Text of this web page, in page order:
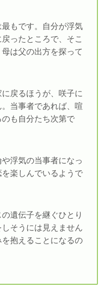
もです。自分が浮気
ったところで、そこ
は父の出方を探って
戻るほうが、咲子に
当事者であれば、喧
も自分たち次第で
浮気の当事者になっ
楽しんでいるようで
遺伝子を継ぐひとり
そうには見えません
抱えることになるの